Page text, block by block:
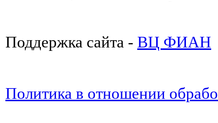
Поддержка сайта - ВЦ ФИАН
Политика в отношении